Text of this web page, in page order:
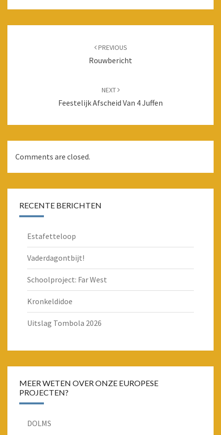
PREVIOUS
Rouwbericht
NEXT
Feestelijk Afscheid Van 4 Juffen
Comments are closed.
RECENTE BERICHTEN
Estafetteloop
Vaderdagontbijt!
Schoolproject: Far West
Kronkeldidoe
Uitslag Tombola 2026
MEER WETEN OVER ONZE EUROPESE
PROJECTEN?
DOLMS